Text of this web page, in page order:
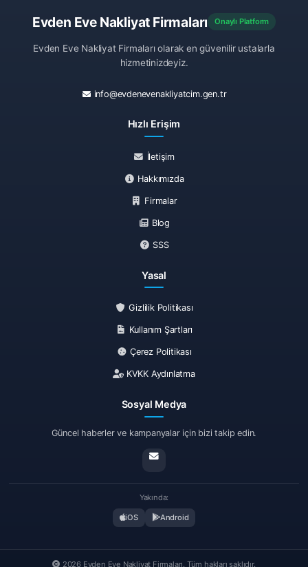
Evden Eve Nakliyat Firmaları Onaylı Platform
Evden Eve Nakliyat Firmaları olarak en güvenilir ustalarla
hizmetinizdeyiz.
info@evdenevenakliyatcim.gen.tr
Hızlı Erişim
İletişim
Hakkımızda
Firmalar
Blog
SSS
Yasal
Gizlilik Politikası
Kullanım Şartları
Çerez Politikası
KVKK Aydınlatma
Sosyal Medya
Güncel haberler ve kampanyalar için bizi takip edin.
Yakında:
iOS Android
2026 Evden Eve Nakliyat Firmaları. Tüm hakları saklıdır.